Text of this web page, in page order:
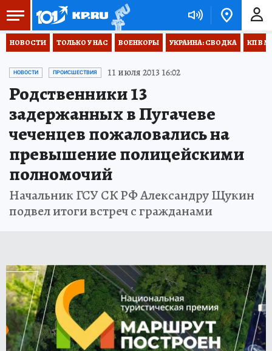
НОВОСТИ ТОЛЬКО У НАС ВОЕНКОРЫ УКРАИНА: СВОДКА КП В
НОВОСТИ ПРОИСШЕСТВИЯ 11 июля 2013 16:02
Родственники 13
задержанных в Пугачеве
чеченцев пожаловались на
превышение полицейскими
полномочий
Начальник ГСУ СК РФ Александру Щукин
подвел итоги встреч с гражданами